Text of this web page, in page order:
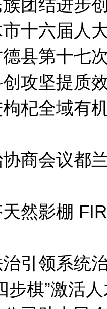
团结进步
十六届人
县第十七
攻坚提质
杞全域有
商会议都
然影棚
引领系统
步棋”激活